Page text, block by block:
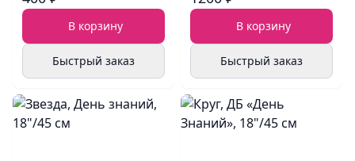
В корзину
Быстрый заказ
В корзину
Быстрый заказ